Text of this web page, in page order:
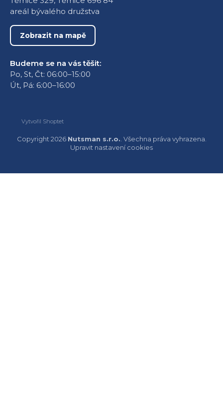
areál bývalého družstva
Zobrazit na mapě
Budeme se na vás těšit:
Po, St, Čt: 06:00–15:00
Út, Pá: 6:00–16:00
Vytvořil Shoptet
Copyright 2026 Nutsman s.r.o. . Všechna práva vyhrazena.
Upravit nastavení cookies